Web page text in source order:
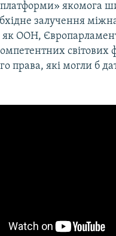
якомога
залучення
як ООН,
світових
права, які могли б